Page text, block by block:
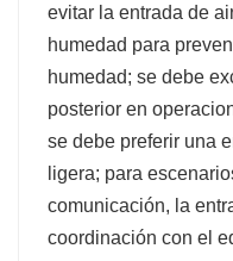
evitar la entrada de
humedad para
humedad; se debe
posterior en
se debe preferir una
ligera; para
comunicación, la
coordinación con el